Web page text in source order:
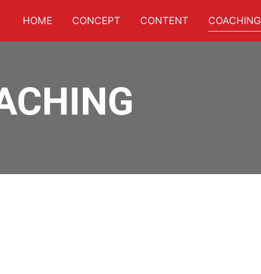
HOME CONCEPT CONTENT COACHING